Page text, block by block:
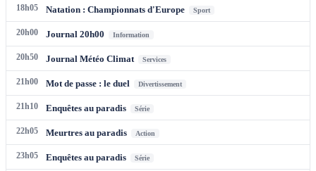
18h05 Natation : Championnats d'Europe Sport
20h00 Journal 20h00 Information
20h50 Journal Météo Climat Services
21h00 Mot de passe : le duel Divertissement
21h10 Enquêtes au paradis Série
22h05 Meurtres au paradis Action
23h05 Enquêtes au paradis Série